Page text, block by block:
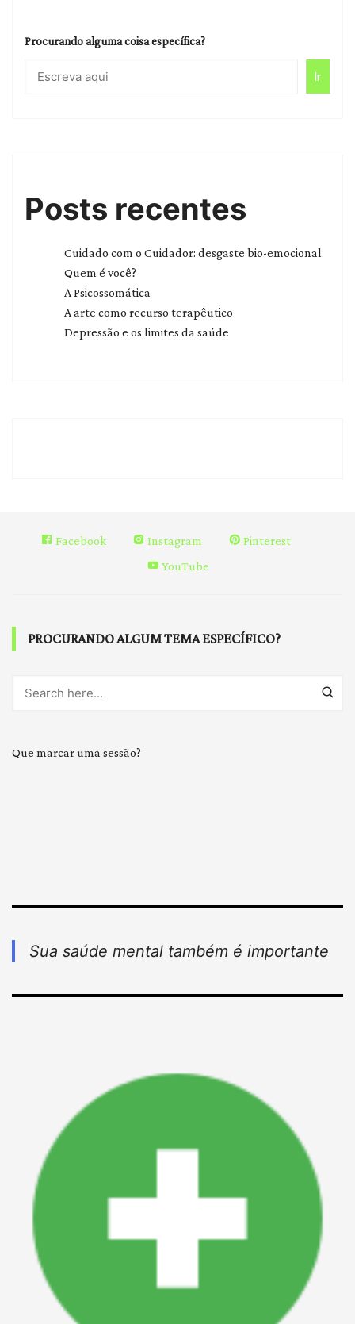
Procurando alguma coisa específica?
Ir
Posts recentes
Cuidado com o Cuidador: desgaste bio-emocional
Quem é você?
A Psicossomática
A arte como recurso terapêutico
Depressão e os limites da saúde
Facebook Instagram
Pinterest
YouTube
PROCURANDO ALGUM TEMA ESPECÍFICO?
Que marcar uma sessão?
Sua saúde mental também é importante